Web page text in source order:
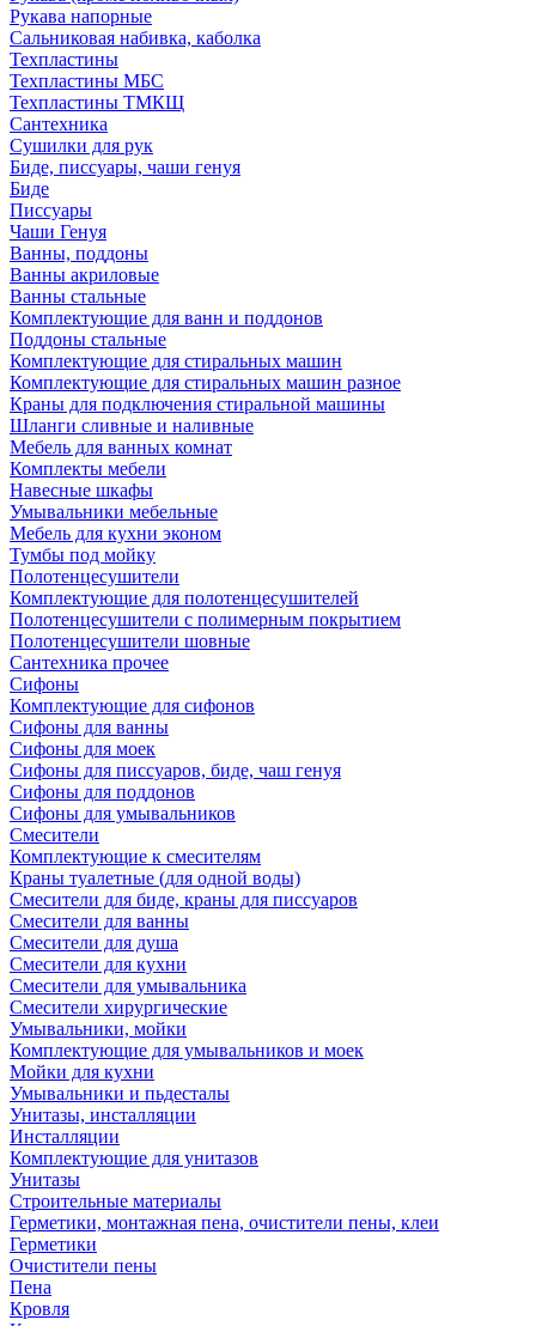
Рукава напорные
Сальниковая набивка, каболка
Техпластины
Техпластины МБС
Техпластины ТМКЩ
Сантехника
Сушилки для рук
Биде, писсуары, чаши генуя
Биде
Писсуары
Чаши Генуя
Ванны, поддоны
Ванны акриловые
Ванны стальные
Комплектующие для ванн и поддонов
Поддоны стальные
Комплектующие для стиральных машин
Комплектующие для стиральных машин разное
Краны для подключения стиральной машины
Шланги сливные и наливные
Мебель для ванных комнат
Комплекты мебели
Навесные шкафы
Умывальники мебельные
Мебель для кухни эконом
Тумбы под мойку
Полотенцесушители
Комплектующие для полотенцесушителей
Полотенцесушители с полимерным покрытием
Полотенцесушители шовные
Сантехника прочее
Сифоны
Комплектующие для сифонов
Сифоны для ванны
Сифоны для моек
Сифоны для писсуаров, биде, чаш генуя
Сифоны для поддонов
Сифоны для умывальников
Смесители
Комплектующие к смесителям
Краны туалетные (для одной воды)
Смесители для биде, краны для писсуаров
Смесители для ванны
Смесители для душа
Смесители для кухни
Смесители для умывальника
Смесители хирургические
Умывальники, мойки
Комплектующие для умывальников и моек
Мойки для кухни
Умывальники и пьдесталы
Унитазы, инсталляции
Инсталляции
Комплектующие для унитазов
Унитазы
Строительные материалы
Герметики, монтажная пена, очистители пены, клеи
Герметики
Очистители пены
Пена
Кровля